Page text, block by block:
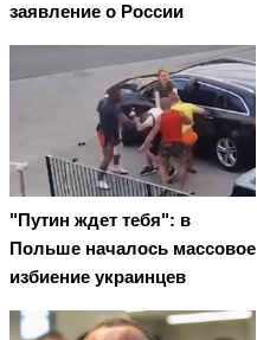
заявление о России
"Путин ждет тебя": в
Польше началось массовое
избиение украинцев